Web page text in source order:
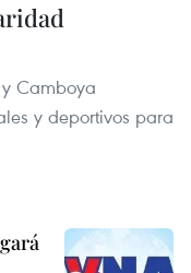
Camboya
y deportivos para